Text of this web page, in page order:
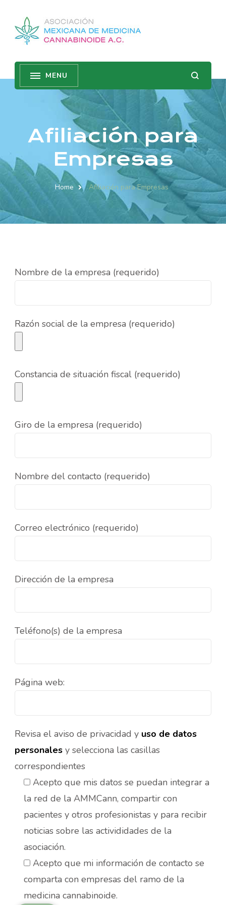
Afiliación para
Empresas
Home Afiliación para Empresas
Nombre de la empresa (requerido)
Razón social de la empresa (requerido)
Constancia de situación fiscal (requerido)
Giro de la empresa (requerido)
Nombre del contacto (requerido)
Correo electrónico (requerido)
Dirección de la empresa
Teléfono(s) de la empresa
Página web:
Revisa el aviso de privacidad y uso de datos
personales y selecciona las casillas
correspondientes
Acepto que mis datos se puedan integrar a
la red de la AMMCann, compartir con
pacientes y otros profesionistas y para recibir
noticias sobre las activididades de la
asociación.
Acepto que mi información de contacto se
comparta con empresas del ramo de la
medicina cannabinoide.